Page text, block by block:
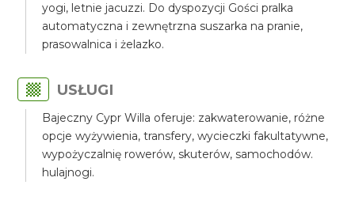
yogi, letnie jacuzzi. Do dyspozycji Gości pralka
automatyczna i zewnętrzna suszarka na pranie,
prasowalnica i żelazko.
USŁUGI
Bajeczny Cypr Willa oferuje: zakwaterowanie, różne
opcje wyżywienia, transfery, wycieczki fakultatywne,
wypożyczalnię rowerów, skuterów, samochodów.
hulajnogi.